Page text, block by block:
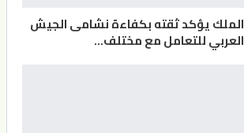
الملك يؤكد ثقته بكفاءة نشامى الجيش
العربي للتعامل مع مختلف…